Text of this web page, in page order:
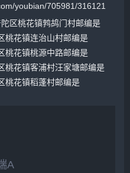
youbian/705981/316121
区桃花镇鹁鸪门村邮编是
桃花镇连治山村邮编是
桃花镇桃源中路邮编是
桃花镇客浦村汪家塘邮编是
桃花镇稻蓬村邮编是
A